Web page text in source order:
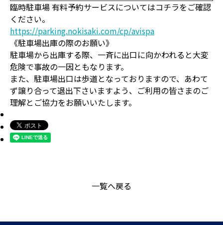
臨時駐車場 有料予約サービスについてはコチラをご確認
ください。
https://parking.nokisaki.com/cp/avispa
《駐車場出庫の際のお願い》
駐車場から出庫する際、一斉に出口に向かわれると大変
危険で事故の一因ともなります。
また、駐車場出口は歩道となっておりますので、あわて
ず譲り合って退出下さいますよう、ご利用の皆さまのご
理解とご協力をお願いいたします。
一覧へ戻る